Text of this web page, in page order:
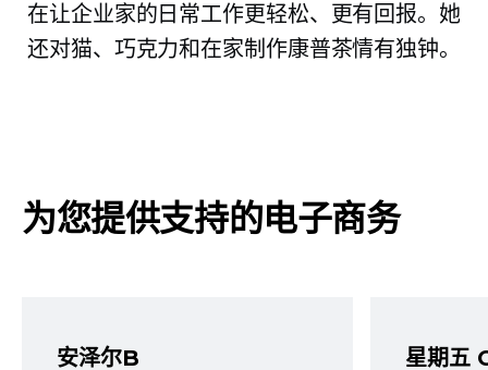
在让企业家的日常工作更轻松、更有回报。她
还对猫、巧克力和在家制作康普茶情有独钟。
为您提供支持的电子商务
安泽尔B
星期五